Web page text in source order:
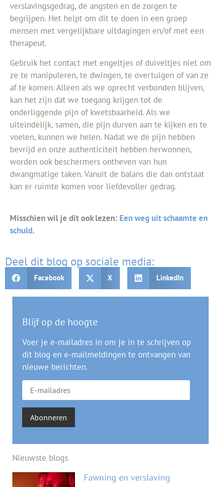
verslavingsgedrag, de angsten en de zorgen te
begrijpen. Het helpt om dit te doen in een groep
mensen met vergelijkbare uitdagingen en/of met een
therapeut.
Gebruik het contact met engeltjes of duiveltjes niet om
ze te manipuleren, te dwingen, te overtuigen of van ze
af te komen. Alleen als we oprecht verbonden blijven,
kan het zijn dat we toegang krijgen tot de
onderliggende pijn of kwetsbaarheid. Als we
uiteindelijk, samen, die pijn durven aan te kijken en te
voelen, kunnen we helen. Nadat we de pijn hebben
bevrijd en onze authenticiteit hebben herwonnen,
worden ook beschermers ontheven van hun
dwangmatige taken. Vanuit de balans die dan ontstaat
kan er ruimte komen voor liefdevoller gedrag.
Misschien wil je dit ook lezen: Een weg uit schaamte en
schuld.
Deel dit blog op sociale media:
Facebook X LinkedIn
Blijf op de hoogte
Voer je e-mailadres in om je in te schrijven op
dit blog en e-mailmeldingen te ontvangen van
nieuwe berichten.
Abonneren
Nieuwste blogs
Fawning en verslaving